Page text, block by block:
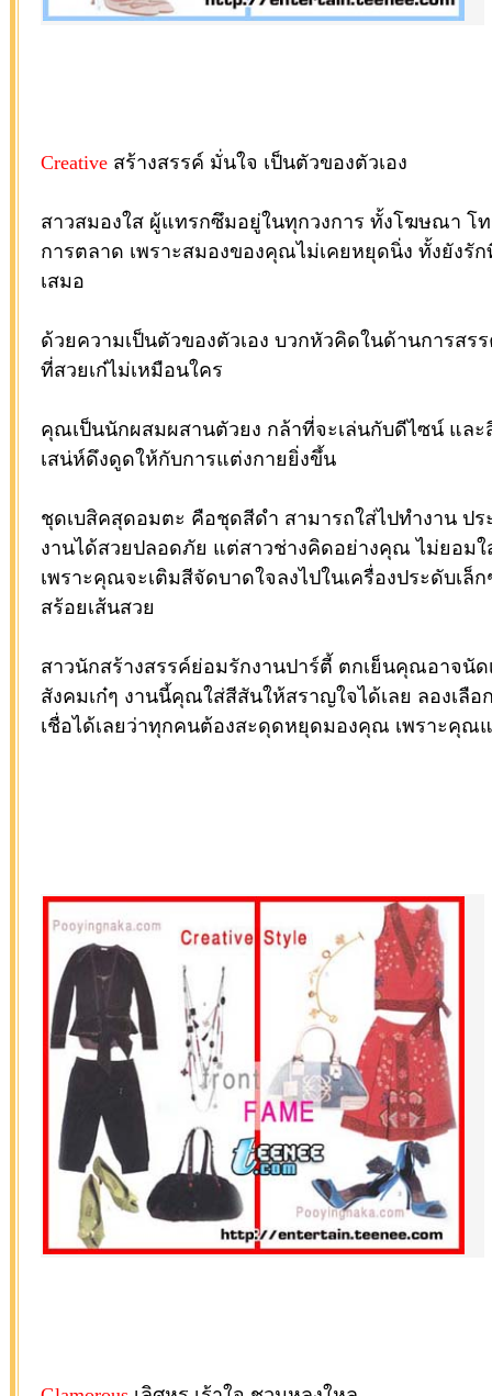
Creativeสร้างสรรค์ มั่นใจ เป็นตัวของตัวเอง
สาวสมองใส ผู้แทรกซึมอยู่ในทุกวงการ ทั้งโฆษณา โ
การตลาด เพราะสมองของคุณไม่เคยหยุดนิ่ง ทั้งยังรั
เสมอ
ด้วยความเป็นตัวของตัวเอง บวกหัวคิดในด้านการสร
ที่สวยเก๋ไม่เหมือนใคร
คุณเป็นนักผสมผสานตัวยง กล้าที่จะเล่นกับดีไซน์ แล
เสน่ห์ดึงดูดให้กับการแต่งกายยิ่งขึ้น
ชุดเบสิคสุดอมตะ คือชุดสีดำ สามารถใส่ไปทำงาน ป
งานได้สวยปลอดภัย แต่สาวช่างคิดอย่างคุณ ไม่ยอม
เพราะคุณจะเติมสีจัดบาดใจลงไปในเครื่องประดับเล็
สร้อยเส้นสวย
สาวนักสร้างสรรค์ย่อมรักงานปาร์ตี้ ตกเย็นคุณอาจนั
สังคมเก๋ๆ งานนี้คุณใส่สีสันให้สราญใจได้เลย ลองเลื
เชื่อได้เลยว่าทุกคนต้องสะดุดหยุดมองคุณ เพราะคุณ